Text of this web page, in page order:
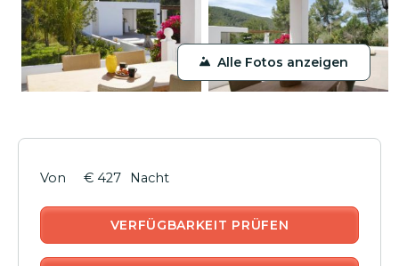
Alle Fotos anzeigen
€ 427 Nacht
VERFÜGBARKEIT PRÜFEN